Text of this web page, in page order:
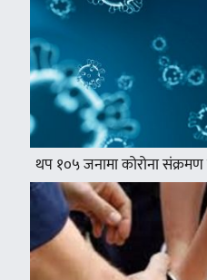
थप १०५ जनामा कोरोना संक्रमण